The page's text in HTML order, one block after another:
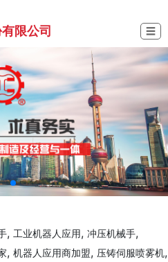
限公司 ☰
, 工业机器人应用, 冲压机械手,
, 机器人应用商加盟, 压铸伺服喷雾机,